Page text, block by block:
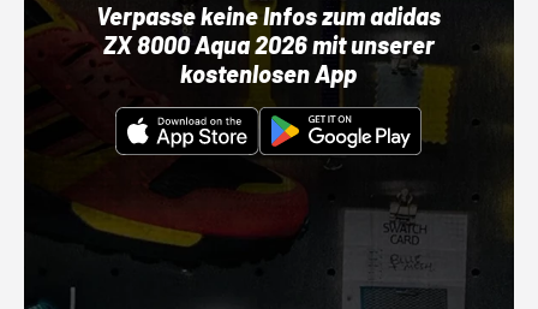
Verpasse keine Infos zum adidas
ZX 8000 Aqua 2026 mit unserer
kostenlosen App